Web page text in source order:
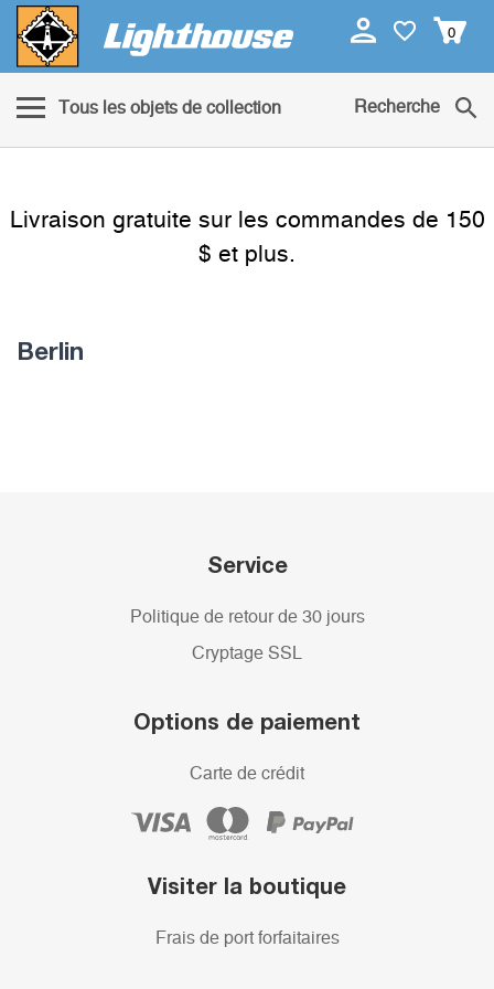
0
Tous les objets de collection Recherche
Livraison gratuite sur les commandes de 150
$ et plus.
Berlin
Service
Politique de retour de 30 jours
Cryptage SSL
Options de paiement
Carte de crédit
Visiter la boutique
Frais de port forfaitaires